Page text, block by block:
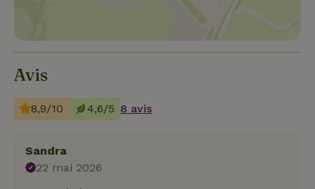
Avis
8,9/10 4,6/5 8 avis
Sandra
22 mai 2026